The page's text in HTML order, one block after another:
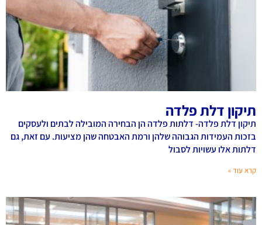
תיקון דלת פלדה
תיקון דלת פלדה- דלתות פלדה הן הבחירה המובילה לבתים ולעסקים
בזכות העמידות הגבוהה שלהן ורמת האבטחה שהן מציעות. עם זאת, גם
דלתות אלו עשויות לסבול
קרא עוד »